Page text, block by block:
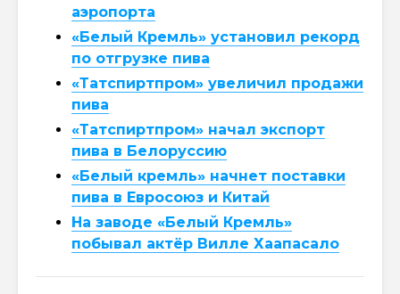
аэропорта
«Белый Кремль» установил рекорд
по отгрузке пива
«Татспиртпром» увеличил продажи
пива
«Татспиртпром» начал экспорт
пива в Белоруссию
«Белый кремль» начнет поставки
пива в Евросоюз и Китай
На заводе «Белый Кремль»
побывал актёр Вилле Хаапасало